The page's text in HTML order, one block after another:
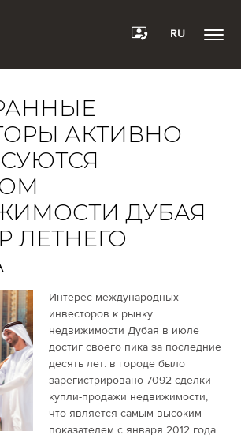
RU
АКТИВНО
ДУБАЯ
ЛЕТНЕГО
Интерес международных
инвесторов к рынку
недвижимости Дубая в июле
достиг своего пика за последние
десять лет: в городе было
зарегистрировано 7092 сделки
купли-продажи недвижимости,
что является самым высоким
показателем с января 2012 года.